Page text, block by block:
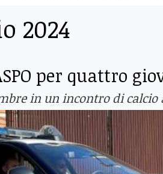
2024
per quattro
in un incontro di calcio